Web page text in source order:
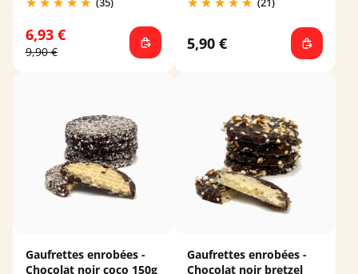
6,93 €
9,90 € 5,90 €
Gaufrettes enrobées -
Chocolat noir coco 150g
Gaufrettes enrobées -
Chocolat noir bretzel